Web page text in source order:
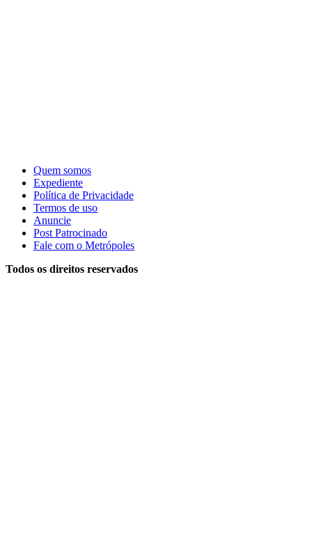
Quem somos
Expediente
Política de Privacidade
Termos de uso
Anuncie
Post Patrocinado
Fale com o Metrópoles
Todos os direitos reservados